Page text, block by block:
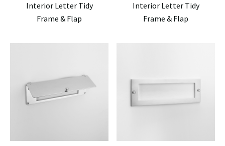
Interior Letter Tidy
Frame & Flap
Interior Letter Tidy
Frame & Flap